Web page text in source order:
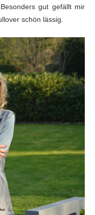
gut gefällt mir
schön lässig.